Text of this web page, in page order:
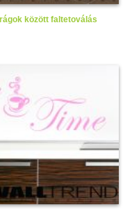
között faltetoválás